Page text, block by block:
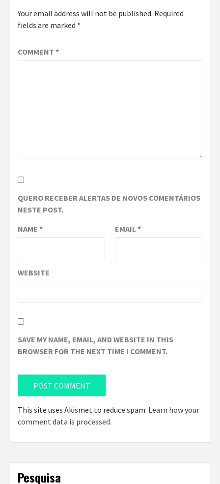
Your email address will not be published. Required
fields are marked *
COMMENT *
QUERO RECEBER ALERTAS DE NOVOS COMENTÁRIOS
NESTE POST.
NAME * EMAIL*
WEBSITE
SAVE MY NAME, EMAIL, AND WEBSITE IN THIS
BROWSER FOR THE NEXT TIME I COMMENT.
This site uses Akismet to reduce spam. Learn how your
comment data is processed.
Pesquisa